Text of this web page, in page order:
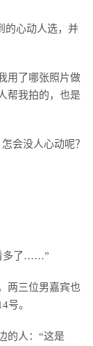
的心动人选，并
用了哪张照片做
帮我拍的，也是
会没人心动呢？
多了……”
两三位男嘉宾也
号。
的人：“这是